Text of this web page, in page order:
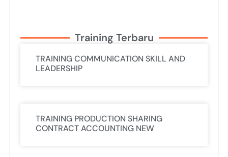
Training Terbaru
TRAINING COMMUNICATION SKILL AND
LEADERSHIP
TRAINING PRODUCTION SHARING
CONTRACT ACCOUNTING NEW